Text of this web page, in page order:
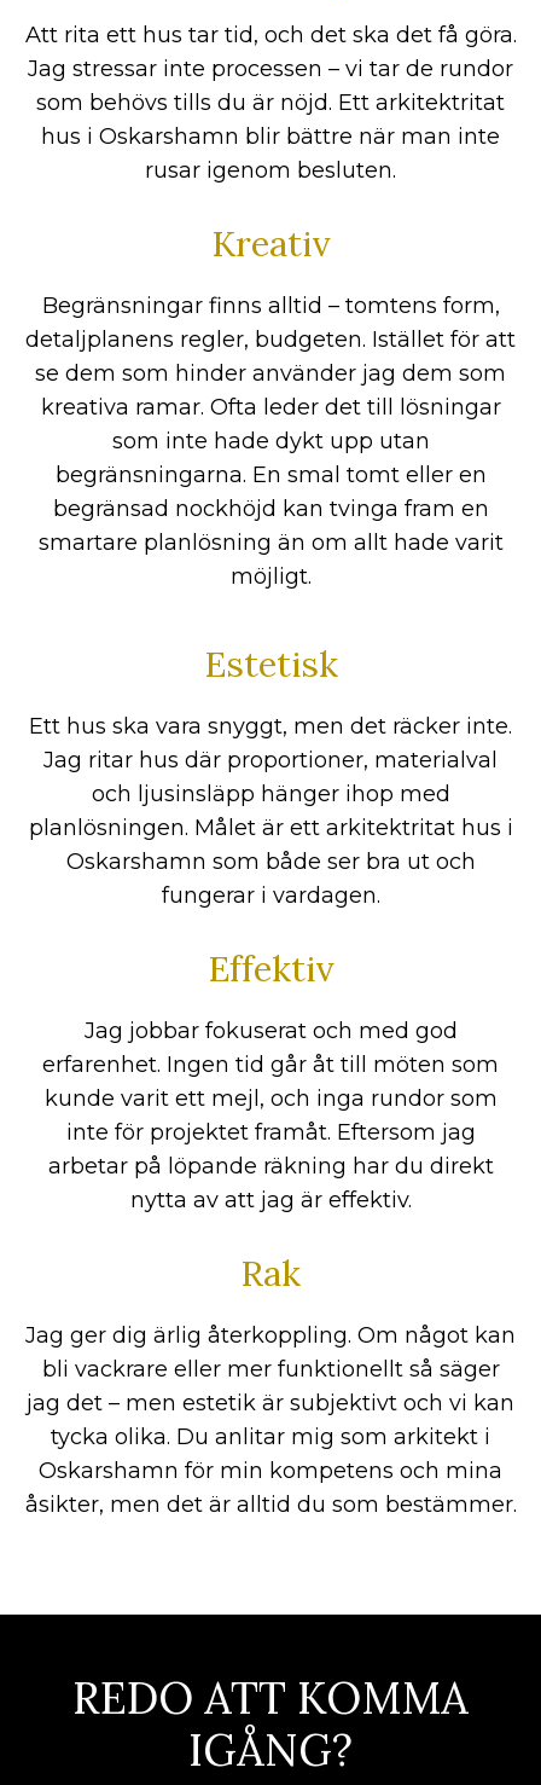
Att rita ett hus tar tid, och det ska det få göra.
Jag stressar inte processen – vi tar de rundor
som behövs tills du är nöjd. Ett arkitektritat
hus i Oskarshamn blir bättre när man inte
rusar igenom besluten.
Kreativ
Begränsningar finns alltid – tomtens form,
detaljplanens regler, budgeten. Istället för att
se dem som hinder använder jag dem som
kreativa ramar. Ofta leder det till lösningar
som inte hade dykt upp utan
begränsningarna. En smal tomt eller en
begränsad nockhöjd kan tvinga fram en
smartare planlösning än om allt hade varit
möjligt.
Estetisk
Ett hus ska vara snyggt, men det räcker inte.
Jag ritar hus där proportioner, materialval
och ljusinsläpp hänger ihop med
planlösningen. Målet är ett arkitektritat hus i
Oskarshamn som både ser bra ut och
fungerar i vardagen.
Effektiv
Jag jobbar fokuserat och med god
erfarenhet. Ingen tid går åt till möten som
kunde varit ett mejl, och inga rundor som
inte för projektet framåt. Eftersom jag
arbetar på löpande räkning har du direkt
nytta av att jag är effektiv.
Rak
Jag ger dig ärlig återkoppling. Om något kan
bli vackrare eller mer funktionellt så säger
jag det – men estetik är subjektivt och vi kan
tycka olika. Du anlitar mig som arkitekt i
Oskarshamn för min kompetens och mina
åsikter, men det är alltid du som bestämmer.
REDO ATT KOMMA
IGÅNG?